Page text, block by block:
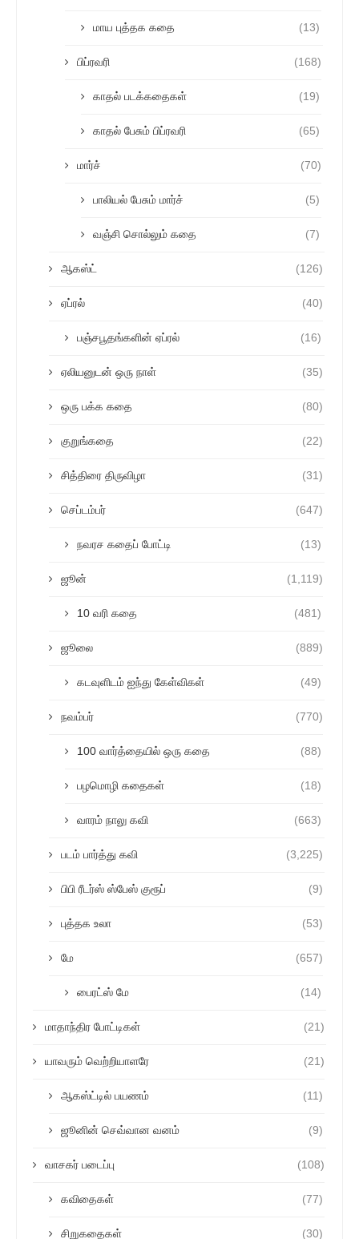
மாய புத்தக கதை (13)
பிப்ரவரி (168)
காதல் படக்கதைகள் (19)
காதல் பேசும் பிப்ரவரி (65)
மார்ச் (70)
பாலியல் பேசும் மார்ச் (5)
வஞ்சி சொல்லும் கதை (7)
ஆகஸ்ட் (126)
ஏப்ரல் (40)
பஞ்சபூதங்களின் ஏப்ரல் (16)
ஏலியனுடன் ஒரு நாள் (35)
ஒரு பக்க கதை (80)
குறுங்கதை (22)
சித்திரை திருவிழா (31)
செப்டம்பர் (647)
நவரச கதைப் போட்டி (13)
ஜூன் (1,119)
10 வரி கதை (481)
ஜூலை (889)
கடவுளிடம் ஐந்து கேள்விகள் (49)
நவம்பர் (770)
100 வார்த்தையில் ஒரு கதை (88)
பழமொழி கதைகள் (18)
வாரம் நாலு கவி (663)
படம் பார்த்து கவி (3,225)
பிபி ரீடர்ஸ் ஸ்பேஸ் குரூப் (9)
புத்தக உலா (53)
மே (657)
பைரட்ஸ் மே (14)
மாதாந்திர போட்டிகள் (21)
யாவரும் வெற்றியாளரே (21)
ஆகஸ்ட்டில் பயணம் (11)
ஜூனின் செவ்வான வனம் (9)
வாசகர் படைப்பு (108)
கவிதைகள் (77)
சிறுகதைகள் (30)